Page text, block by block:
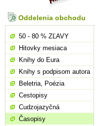
Oddelenia obchodu
50 - 80 % ZĽAVY
Hitovky mesiaca
Knihy do Eura
Knihy s podpisom autora
Beletria, Poézia
Cestopisy
Cudzojazyčná
Časopisy